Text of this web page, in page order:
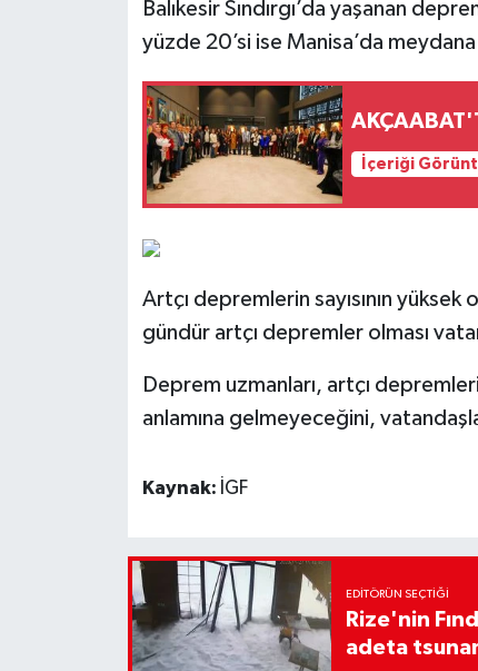
Balıkesir Sındırgı’da yaşanan
yüzde 20’si ise Manisa’da
İçeriği
Artçı depremlerin sayısının yüksek
gündür artçı depremler olması
Deprem uzmanları, artçı
anlamına gelmeyeceğini,
Kaynak: İGF
EDITÖRÜN SEÇTIĞI
Rize'nin
adeta